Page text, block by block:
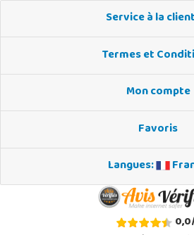
Service à la
Termes et
Mon compte
Favoris
Langues:
0,0